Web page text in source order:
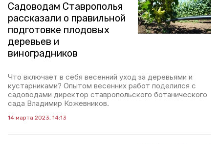
Садоводам Ставрополья
рассказали о правильной
подготовке плодовых
деревьев и
виноградников
Что включает в себя весенний уход за деревьями и
кустарниками? Опытом весенних работ поделился с
садоводами директор ставропольского ботанического
сада Владимир Кожевников.
14 марта 2023, 14:13